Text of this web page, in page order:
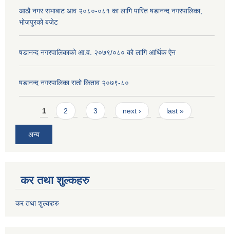
आठौ नगर सभाबाट आव २०८०-०८१ का लागि पारित षडानन्द नगरपालिका,
भोजपुरको बजेट
षडानन्द नगरपालिकाको आ.व. २०७९/०८० को लागि आर्थिक ऐन
षडानन्द नगरपालिका रातो किताव २०७९-८०
Pages
1 2 3 next › last »
अन्य
कर तथा शुल्कहरु
कर तथा शुल्कहरु